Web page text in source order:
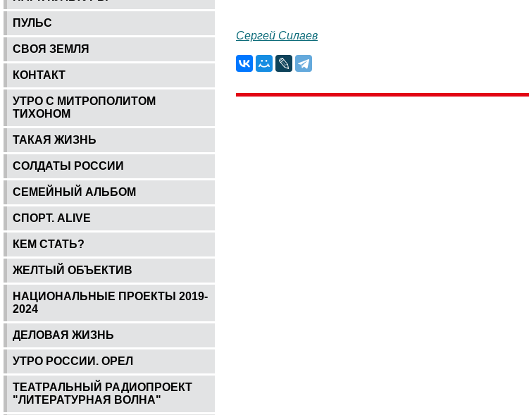
ПУЛЬС
СВОЯ ЗЕМЛЯ
КОНТАКТ
УТРО С МИТРОПОЛИТОМ
ТИХОНОМ
ТАКАЯ ЖИЗНЬ
СОЛДАТЫ РОССИИ
СЕМЕЙНЫЙ АЛЬБОМ
СПОРТ. ALIVE
КЕМ СТАТЬ?
ЖЕЛТЫЙ ОБЪЕКТИВ
НАЦИОНАЛЬНЫЕ ПРОЕКТЫ 2019-
2024
ДЕЛОВАЯ ЖИЗНЬ
УТРО РОССИИ. ОРЕЛ
ТЕАТРАЛЬНЫЙ РАДИОПРОЕКТ
"ЛИТЕРАТУРНАЯ ВОЛНА"
Сергей Силаев